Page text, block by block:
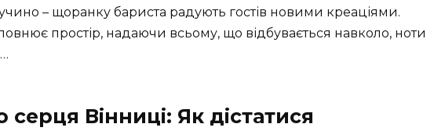
– щоранку бариста радують гостів новими креаціями.
простір, надаючи всьому, що відбувається навколо, ноти
Вінниці: Як дістатися